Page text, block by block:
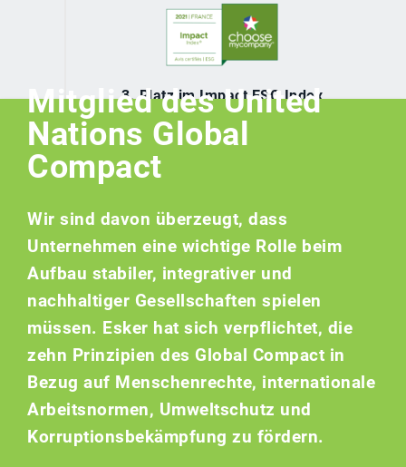
3. Platz im Impact ESG Index
France 2021
Mitglied des United
Nations Global
Compact
Wir sind davon überzeugt, dass
Unternehmen eine wichtige Rolle beim
Aufbau stabiler, integrativer und
nachhaltiger Gesellschaften spielen
müssen. Esker hat sich verpflichtet, die
zehn Prinzipien des Global Compact in
Bezug auf Menschenrechte, internationale
Arbeitsnormen, Umweltschutz und
Korruptionsbekämpfung zu fördern.